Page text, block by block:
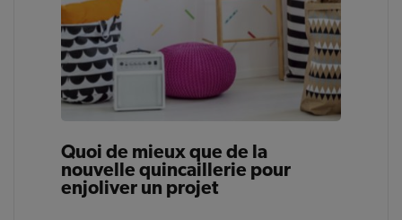
Quoi de mieux que de la
nouvelle quincaillerie pour
enjoliver un projet